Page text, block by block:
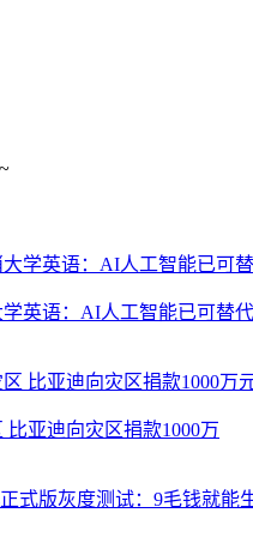
英语：AI人工智能已可替代
亚迪向灾区捐款1000万